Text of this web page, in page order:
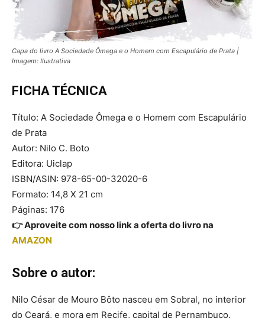
Capa do livro A Sociedade Ômega e o Homem com Escapulário de Prata |
Imagem: Ilustrativa
FICHA TÉCNICA
Título: A Sociedade Ômega e o Homem com Escapulário
de Prata
Autor: Nilo C. Boto
Editora: Uiclap
ISBN/ASIN: 978-65-00-32020-6
Formato: 14,8 X 21 cm
Páginas: 176
👉 Aproveite com nosso link a oferta do livro na
AMAZON
Sobre o autor:
Nilo César de Mouro Bôto nasceu em Sobral, no interior
do Ceará, e mora em Recife, capital de Pernambuco.